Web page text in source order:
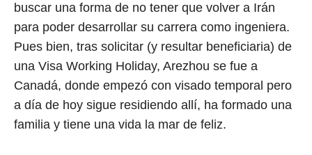
buscar una forma de no tener que volver a Irán
para poder desarrollar su carrera como ingeniera.
Pues bien, tras solicitar (y resultar beneficiaria) de
una Visa Working Holiday, Arezhou se fue a
Canadá, donde empezó con visado temporal pero
a día de hoy sigue residiendo allí, ha formado una
familia y tiene una vida la mar de feliz.